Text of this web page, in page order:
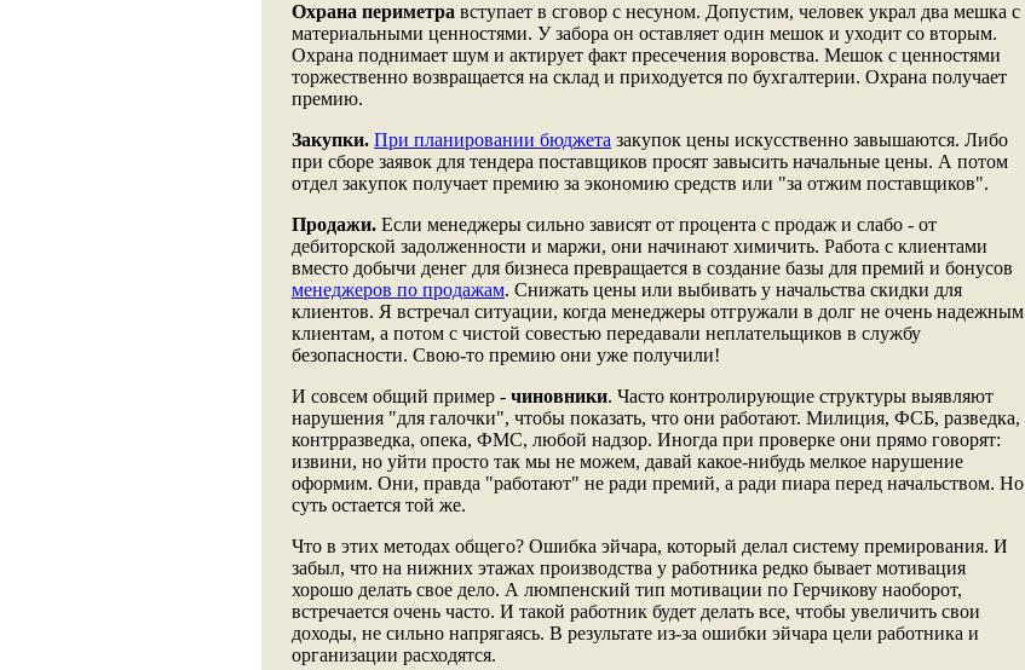
Охрана периметра вступает в сговор с несуном. Допустим, человек украл два мешка с
материальными ценностями. У забора он оставляет один мешок и уходит со вторым.
Охрана поднимает шум и актирует факт пресечения воровства. Мешок с ценностями
торжественно возвращается на склад и приходуется по бухгалтерии. Охрана получает
премию.
Закупки. При планировании бюджета закупок цены искусственно завышаются. Либо
при сборе заявок для тендера поставщиков просят завысить начальные цены. А потом
отдел закупок получает премию за экономию средств или "за отжим поставщиков".
Продажи. Если менеджеры сильно зависят от процента с продаж и слабо - от
дебиторской задолженности и маржи, они начинают химичить. Работа с клиентами
вместо добычи денег для бизнеса превращается в создание базы для премий и бонусов
менеджеров по продажам. Снижать цены или выбивать у начальства скидки для
клиентов. Я встречал ситуации, когда менеджеры отгружали в долг не очень надежным
клиентам, а потом с чистой совестью передавали неплательщиков в службу
безопасности. Свою-то премию они уже получили!
И совсем общий пример - чиновники. Часто контролирующие структуры выявляют
нарушения "для галочки", чтобы показать, что они работают. Милиция, ФСБ, разведка,
контрразведка, опека, ФМС, любой надзор. Иногда при проверке они прямо говорят:
извини, но уйти просто так мы не можем, давай какое-нибудь мелкое нарушение
оформим. Они, правда "работают" не ради премий, а ради пиара перед начальством. Но
суть остается той же.
Что в этих методах общего? Ошибка эйчара, который делал систему премирования. И
забыл, что на нижних этажах производства у работника редко бывает мотивация
хорошо делать свое дело. А люмпенский тип мотивации по Герчикову наоборот,
встречается очень часто. И такой работник будет делать все, чтобы увеличить свои
доходы, не сильно напрягаясь. В результате из-за ошибки эйчара цели работника и
организации расходятся.